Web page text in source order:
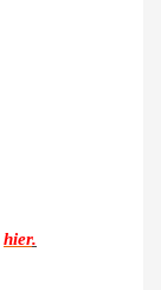
hier.